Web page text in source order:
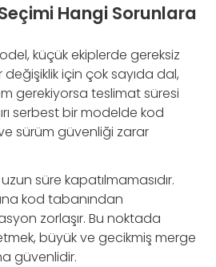
Hangi Sorunlara
küçük ekiplerde gereksiz
değişiklik için çok sayıda dal,
gerekiyorsa teslimat süresi
serbest bir modelde kod
sürüm güvenliği zarar
süre kapatılmamasıdır.
kod tabanından
zorlaşır. Bu noktada
büyük ve gecikmiş merge
güvenlidir.